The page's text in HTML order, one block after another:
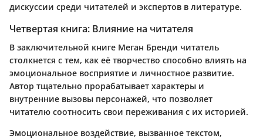
дискуссии среди читателей и экспертов в литературе.
Четвертая книга: Влияние на читателя
В заключительной книге Меган Бренди читатель
столкнется с тем, как её творчество способно влиять на
эмоциональное восприятие и личностное развитие.
Автор тщательно прорабатывает характеры и
внутренние вызовы персонажей, что позволяет
читателю соотносить свои переживания с их историей.
Эмоциональное воздействие, вызванное текстом,